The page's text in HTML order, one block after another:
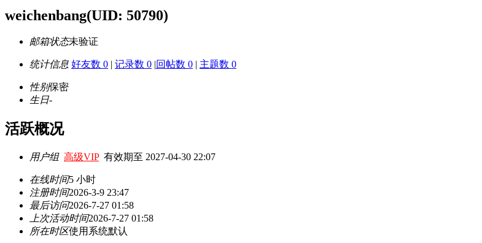
weichenbang(UID: 50790)
邮箱状态未验证
统计信息 好友数 0 | 记录数 0 |回帖数 0 | 主题数 0
性别保密
生日-
活跃概况
用户组 高级VIP有效期至 2027-04-30 22:07
在线时间5 小时
注册时间2026-3-9 23:47
最后访问2026-7-27 01:58
上次活动时间2026-7-27 01:58
所在时区使用系统默认